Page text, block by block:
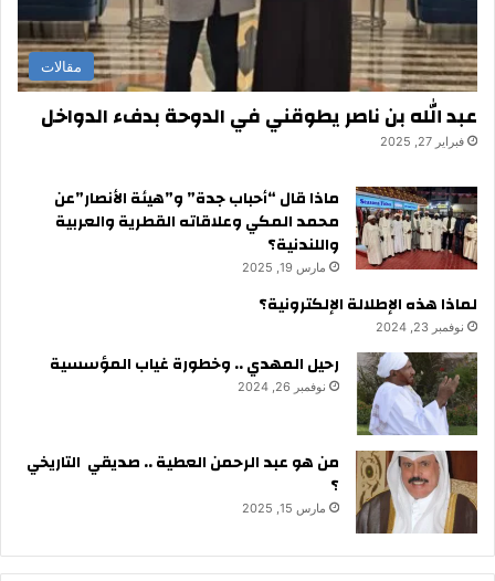
مقالات
عبد الله بن ناصر يطوقني في الدوحة بدفء الدواخل
فبراير 27, 2025
ماذا قال “أحباب جدة” و”هيئة الأنصار”عن
محمد المكي وعلاقاته القطرية والعربية
واللندنية؟
مارس 19, 2025
لماذا هذه الإطلالة الإلكترونية؟
نوفمبر 23, 2024
رحيل المهدي .. وخطورة غياب المؤسسية
نوفمبر 26, 2024
من هو عبد الرحمن العطية .. صديقي التاريخي
؟
مارس 15, 2025